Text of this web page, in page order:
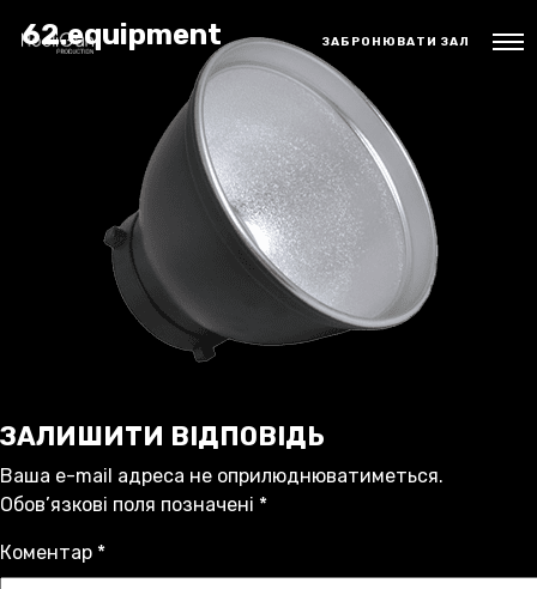
ЗАБРОНЮВАТИ ЗАЛ
62.equipment
ЗАЛИШИТИ ВІДПОВІДЬ
Ваша e-mail адреса не оприлюднюватиметься.
Обов’язкові поля позначені *
Коментар *